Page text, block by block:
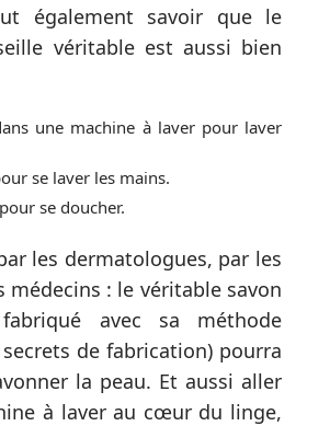
également savoir que le
véritable est aussi bien
une machine à laver pour laver
se laver les mains.
se doucher.
les dermatologues, par les
médecins : le véritable savon
avec sa méthode
secrets de fabrication) pourra
la peau. Et aussi aller
à laver au cœur du linge,